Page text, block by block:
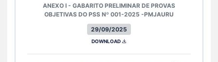
29/09/2025
ANEXO I - GABARITO PRELIMINAR DE PROVAS
OBJETIVAS DO PSS Nº 001-2025 -PMJAURU
DOWNLOAD